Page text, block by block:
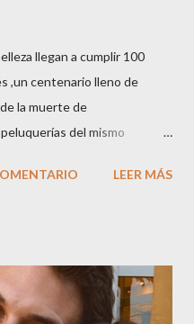
llegan a cumplir 100
,un centenario lleno de
la muerte de
del mismo
hijas Carolina (CEO
días Carol Pagés nos
Rosa en RCE
LEER MÁS